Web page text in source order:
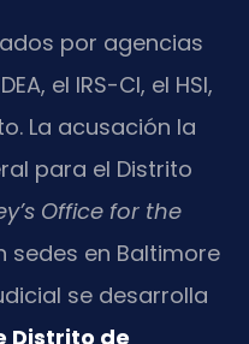
por agencias
el IRS-CI, el HSI,
La acusación la
para el Distrito
Office for the
sedes en Baltimore
se desarrolla
Distrito de